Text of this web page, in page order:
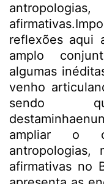
reflexões aqui
amplo
algumas
venho
sendo
ampliar o
antropologias,
afirmativas no